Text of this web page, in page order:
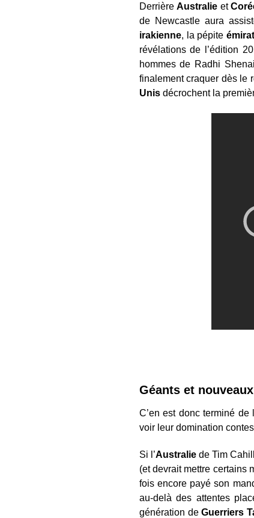
DerrièreAustralie et
de Newcastle aura
irakienne, la pépite
révélations de l’édition
hommes de Radhi
finalement craquer dès le
Unisdécrochent la
Géants et
C’en est donc terminé de
voir leur domination
Si l’Australie de Tim
(et devrait mettre certains
fois encore payé son
au-delà des attentes
génération deGuerriers